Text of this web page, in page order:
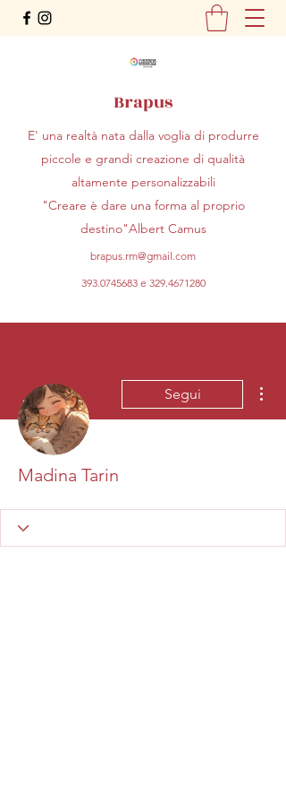
Brapus
E' una realtà nata dalla voglia di produrre
piccole e grandi creazione di qualità
altamente personalizzabili
"Creare è dare una forma al proprio
destino"Albert Camus
brapus.rm@gmail.com
393.0745683e 329.4671280
Segui
Madina Tarin